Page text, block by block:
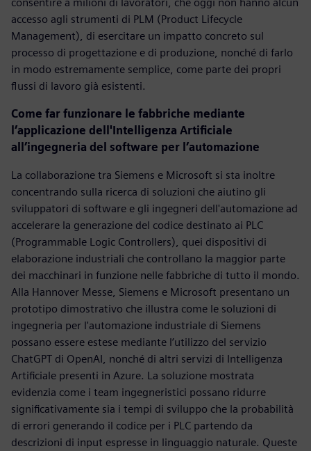
accesso agli strumenti di PLM (Product Lifecycle
Management), di esercitare un impatto concreto sul
processo di progettazione e di produzione, nonché di farlo
in modo estremamente semplice, come parte dei propri
flussi di lavoro già esistenti.
Come far funzionare le fabbriche mediante
l’applicazione dell'Intelligenza Artificiale
all’ingegneria del software per l’automazione
La collaborazione tra Siemens e Microsoft si sta inoltre
concentrando sulla ricerca di soluzioni che aiutino gli
sviluppatori di software e gli ingegneri dell'automazione ad
accelerare la generazione del codice destinato ai PLC
(Programmable Logic Controllers), quei dispositivi di
elaborazione industriali che controllano la maggior parte
dei macchinari in funzione nelle fabbriche di tutto il mondo.
Alla Hannover Messe, Siemens e Microsoft presentano un
prototipo dimostrativo che illustra come le soluzioni di
ingegneria per l'automazione industriale di Siemens
possano essere estese mediante l’utilizzo del servizio
ChatGPT di OpenAI, nonché di altri servizi di Intelligenza
Artificiale presenti in Azure. La soluzione mostrata
evidenzia come i team ingegneristici possano ridurre
significativamente sia i tempi di sviluppo che la probabilità
di errori generando il codice per i PLC partendo da
descrizioni di input espresse in linguaggio naturale. Queste